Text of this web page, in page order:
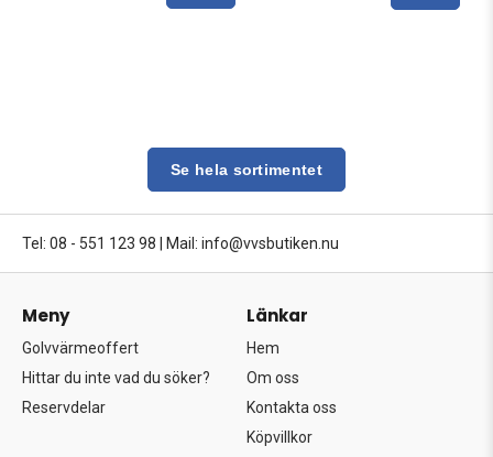
Se hela sortimentet
Tel: 08 - 551 123 98 Mail: info@vvsbutiken.nu
Meny
Golvvärmeoffert
Hittar du inte vad du söker?
Reservdelar
Länkar
Hem
Om oss
Kontakta oss
Köpvillkor